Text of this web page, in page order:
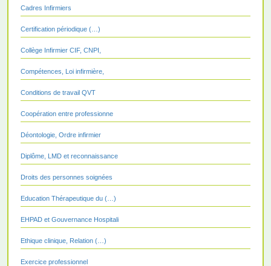
Cadres Infirmiers
Certification périodique (…)
Collège Infirmier CIF, CNPI,
Compétences, Loi infirmière,
Conditions de travail QVT
Coopération entre professionne
Déontologie, Ordre infirmier
Diplôme, LMD et reconnaissance
Droits des personnes soignées
Education Thérapeutique du (…)
EHPAD et Gouvernance Hospitali
Ethique clinique, Relation (…)
Exercice professionnel